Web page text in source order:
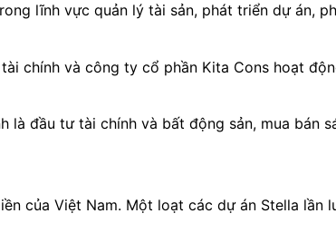
lĩnh vực quản lý tài sản, phát triển dự án,
chính và công ty cổ phần Kita Cons hoạt
là đầu tư tài chính và bất động sản, mua bán
của Việt Nam. Một loạt các dự án Stella lần